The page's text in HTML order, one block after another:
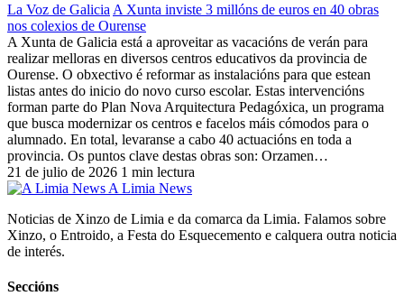
La Voz de Galicia A Xunta inviste 3 millóns de euros en 40 obras
nos colexios de Ourense
A Xunta de Galicia está a aproveitar as vacacións de verán para
realizar melloras en diversos centros educativos da provincia de
Ourense. O obxectivo é reformar as instalacións para que estean
listas antes do inicio do novo curso escolar. Estas intervencións
forman parte do Plan Nova Arquitectura Pedagóxica, un programa
que busca modernizar os centros e facelos máis cómodos para o
alumnado. En total, levaranse a cabo 40 actuacións en toda a
provincia. Os puntos clave destas obras son: Orzamen…
21 de julio de 2026 1 min lectura
A Limia News
Noticias de Xinzo de Limia e da comarca da Limia. Falamos sobre
Xinzo, o Entroido, a Festa do Esquecemento e calquera outra noticia
de interés.
Seccións